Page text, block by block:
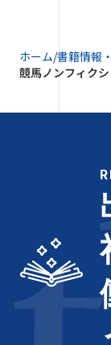
ホーム/書籍情報
競馬ノンフィク